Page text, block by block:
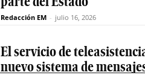
Redacción EM - julio 16, 2026
El servicio de
nuevo sistema de